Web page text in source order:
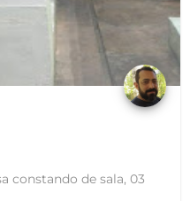
constando de sala, 03